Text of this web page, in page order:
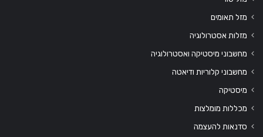
מזל תאומים
מזלות אסטרולוגיה
מחשבוני מיסטיקה ואסטרולוגיה
מחשבוני קלוריות ודיאטה
מיסטיקה
מכללות מומלצות
סדנאות להעצמה